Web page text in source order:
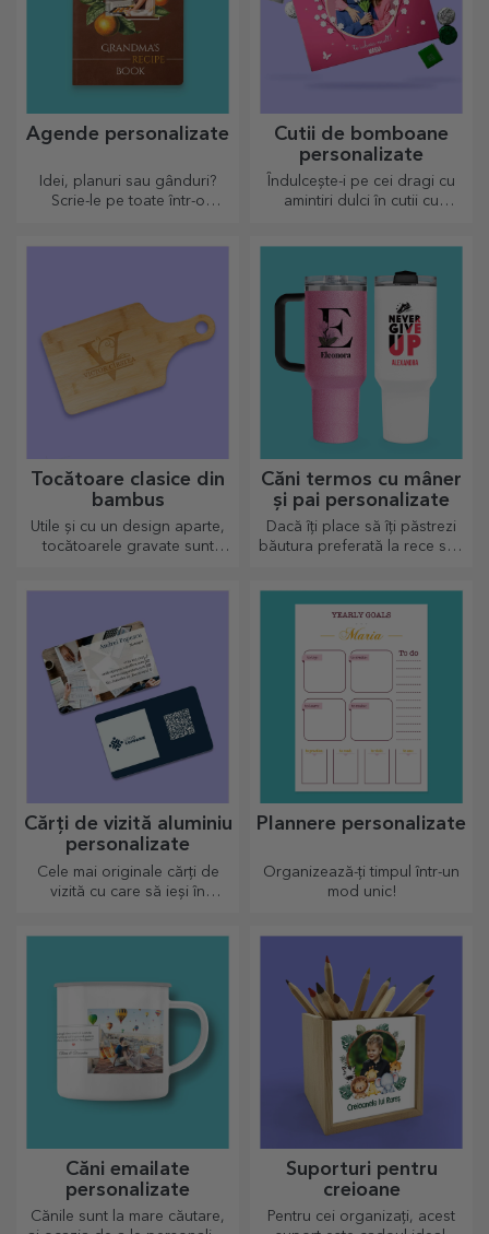
Agende personalizate
Idei, planuri sau gânduri?
Scrie-le pe toate într-o
Cutii de bomboane
personalizate
Îndulcește-i pe cei dragi cu
amintiri dulci în cutii cu
Tocătoare clasice din
bambus
Utile și cu un design aparte,
tocătoarele gravate sunt
Căni termos cu mâner
și pai personalizate
Dacă îți place să îți păstrezi
băutura preferată la rece sau
drum lung, termosul nostru
ocazii.
Cărți de vizită aluminiu
personalizate
Cele mai originale cărți de
vizită cu care să ieși în
Plannere personalizate
Organizează-ți timpul într-un
mod unic!
Căni emailate
personalizate
Cănile sunt la mare căutare,
Suporturi pentru
creioane
Pentru cei organizați, acest